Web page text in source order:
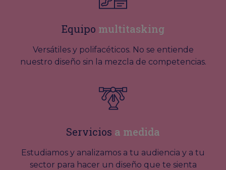
Equipo multitasking
Versátiles y polifacéticos. No se entiende
nuestro diseño sin la mezcla de competencias.
Servicios a medida
Estudiamos y analizamos a tu audiencia y a tu
sector para hacer un diseño que te sienta